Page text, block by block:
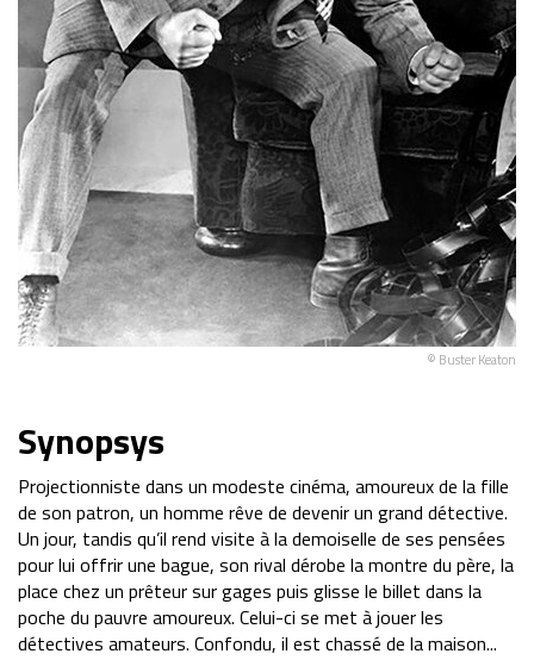
© Buster Keaton
Synopsys
Projectionniste dans un modeste cinéma, amoureux de la fille
de son patron, un homme rêve de devenir un grand détective.
Un jour, tandis qu’il rend visite à la demoiselle de ses pensées
pour lui offrir une bague, son rival dérobe la montre du père, la
place chez un prêteur sur gages puis glisse le billet dans la
poche du pauvre amoureux. Celui-ci se met à jouer les
détectives amateurs. Confondu, il est chassé de la maison...